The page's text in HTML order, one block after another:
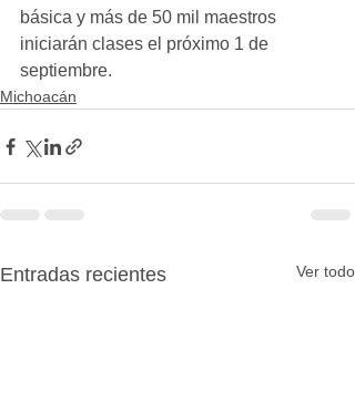
básica y más de 50 mil maestros
iniciarán clases el próximo 1 de
septiembre.
Michoacán
Entradas recientes Ver todo